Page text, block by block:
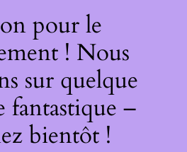
pour le
! Nous
sur quelque
fantastique –
bientôt !